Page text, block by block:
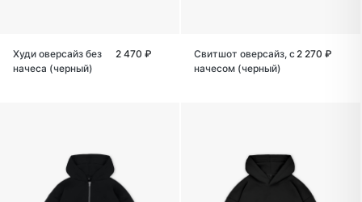
Худи оверсайз без
начеса (черный)
2 470 ₽
Свитшот оверсайз, с
начесом (черный)
2 270 ₽